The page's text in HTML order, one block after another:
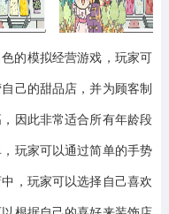
的模拟经营游戏，玩家可
己的甜品店，并为顾客制
因此非常适合所有年龄段
玩家可以通过简单的手势
，玩家可以选择自己喜欢